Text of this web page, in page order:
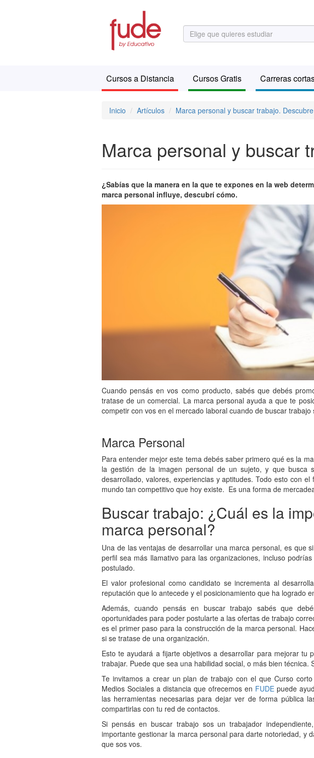
Cursos a Distancia Cursos Gratis Carreras
Inicio Artículos Marca personal y buscar trabajo.
Marca personal y buscar
¿Sabías que la manera en la que te expones en la web
marca personal influye, descubrí cómo.
Cuando pensás en vos como producto, sabés que debés
tratase de un comercial. La marca personal ayuda a que te
competir con vos en el mercado laboral cuando de buscar trabajo
Marca Personal
Para entender mejor este tema debés saber primero qué es la
la gestión de la imagen personal de un sujeto, y que busca
desarrollado, valores, experiencias y aptitudes. Todo esto con
mundo tan competitivo que hoy existe. Es una forma de
Buscar trabajo: ¿Cuál es la
marca personal?
Una de las ventajas de desarrollar una marca personal, es que
perfil sea más llamativo para las organizaciones, incluso
postulado.
El valor profesional como candidato se incrementa al
reputación que lo antecede y el posicionamiento que ha logrado
Además, cuando pensás en buscar trabajo sabés que
oportunidades para poder postularte a las ofertas de trabajo
es el primer paso para la construcción de la marca personal.
si se tratase de una organización.
Esto te ayudará a fijarte objetivos a desarrollar para mejorar tu
trabajar. Puede que sea una habilidad social, o más bien técnica.
Te invitamos a crear un plan de trabajo con el que Curso
Medios Sociales a distancia que ofrecemos en FUDEpuede
las herramientas necesarias para dejar ver de forma pública
compartirlas con tu red de contactos.
Si pensás en buscar trabajo sos un trabajador
importante gestionar la marca personal para darte notoriedad, y
que sos vos.